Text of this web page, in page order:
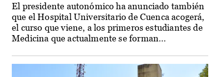
El presidente autonómico ha anunciado también
que el Hospital Universitario de Cuenca acogerá,
el curso que viene, a los primeros estudiantes de
Medicina que actualmente se forman...